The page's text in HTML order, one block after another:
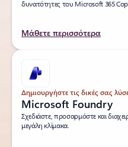
δυνατότητες του Microsoft 365
Μάθετε περισσότερα
Δημιουργήστε τις δικές σας
Microsoft Foundry
Σχεδιάστε, προσαρμόστε και
μεγάλη κλίμακα.